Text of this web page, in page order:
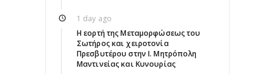
1 day ago
Η εορτή της Μεταμορφώσεως του
Σωτήρος και χειροτονία
Πρεσβυτέρου στην Ι. Μητρόπολη
Μαντινείας και Κυνουρίας